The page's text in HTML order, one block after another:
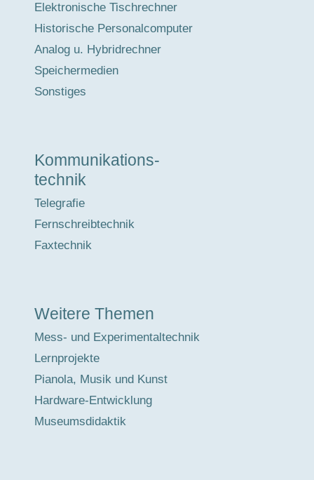
Elektronische Tischrechner
Historische Personalcomputer
Analog u. Hybridrechner
Speichermedien
Sonstiges
Kommunikations-
technik
Telegrafie
Fernschreibtechnik
Faxtechnik
Weitere Themen
Mess- und Experimentaltechnik
Lernprojekte
Pianola, Musik und Kunst
Hardware-Entwicklung
Museumsdidaktik